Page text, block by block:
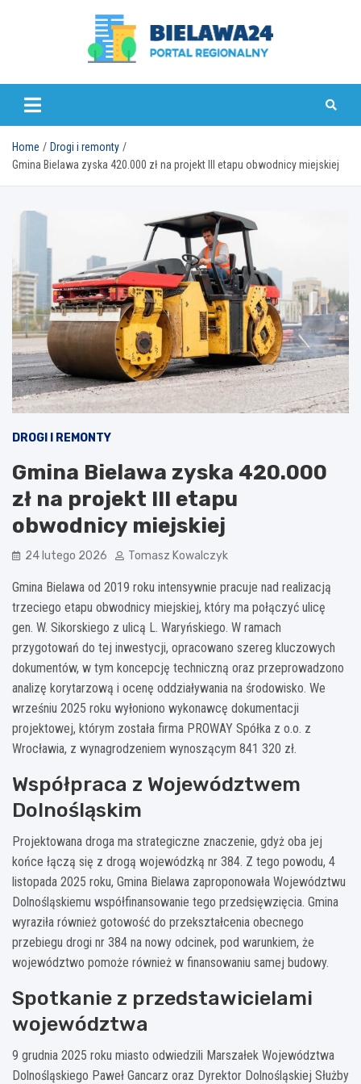
bielawa24.pl
Home
Drogi i remonty
Gmina Bielawa zyska 420.000 zł na projekt III etapu obwodnicy miejskiej
DROGI I REMONTY
Gmina Bielawa zyska 420.000
zł na projekt III etapu
obwodnicy miejskiej
24 lutego 2026 Tomasz Kowalczyk
Gmina Bielawa od 2019 roku intensywnie pracuje nad realizacją
trzeciego etapu obwodnicy miejskiej, który ma połączyć ulicę
gen. W. Sikorskiego z ulicą L. Waryńskiego. W ramach
przygotowań do tej inwestycji, opracowano szereg kluczowych
dokumentów, w tym koncepcję techniczną oraz przeprowadzono
analizę korytarzową i ocenę oddziaływania na środowisko. We
wrześniu 2025 roku wyłoniono wykonawcę dokumentacji
projektowej, którym została firma PROWAY Spółka z o.o. z
Wrocławia, z wynagrodzeniem wynoszącym 841 320 zł.
Współpraca z Województwem
Dolnośląskim
Projektowana droga ma strategiczne znaczenie, gdyż oba jej
końce łączą się z drogą wojewódzką nr 384. Z tego powodu, 4
listopada 2025 roku, Gmina Bielawa zaproponowała Województwu
Dolnośląskiemu współfinansowanie tego przedsięwzięcia. Gmina
wyraziła również gotowość do przekształcenia obecnego
przebiegu drogi nr 384 na nowy odcinek, pod warunkiem, że
województwo pomoże również w finansowaniu samej budowy.
Spotkanie z przedstawicielami
województwa
9 grudnia 2025 roku miasto odwiedzili Marszałek Województwa
Dolnośląskiego Paweł Gancarz oraz Dyrektor Dolnośląskiej Służby